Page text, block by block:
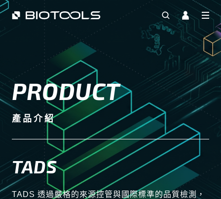
PRODUCT
產品介紹
TADS
TADS 透過嚴格的來源控管與國際標準的品質檢測，